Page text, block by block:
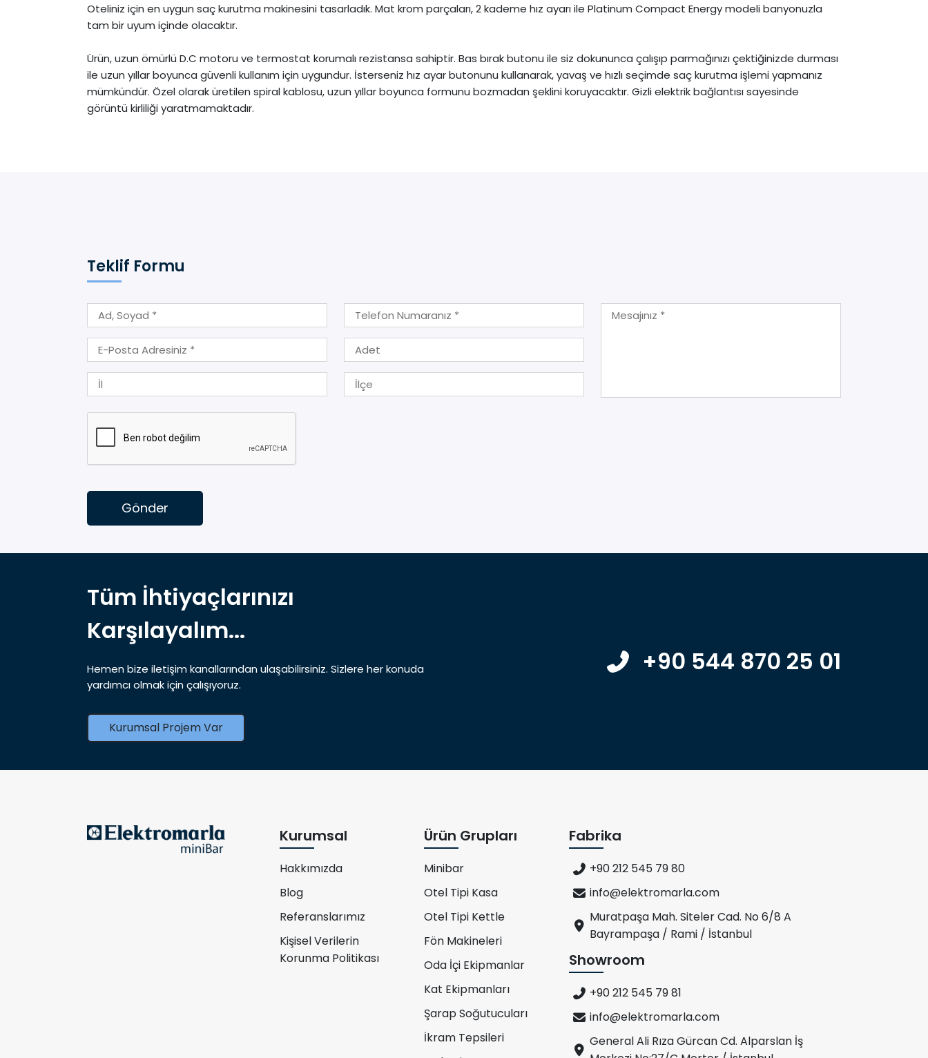
Oteliniz için en uygun saç kurutma makinesini tasarladık. Mat krom parçaları, 2 kademe hız ayarı ile Platinum Compact Energy modeli banyonuzla
tam bir uyum içinde olacaktır.
Ürün, uzun ömürlü D.C motoru ve termostat korumalı rezistansa sahiptir. Bas bırak butonu ile siz dokununca çalışıp parmağınızı çektiğinizde durması
ile uzun yıllar boyunca güvenli kullanım için uygundur. İsterseniz hız ayar butonunu kullanarak, yavaş ve hızlı seçimde saç kurutma işlemi yapmanız
mümkündür. Özel olarak üretilen spiral kablosu, uzun yıllar boyunca formunu bozmadan şeklini koruyacaktır. Gizli elektrik bağlantısı sayesinde
görüntü kirliliği yaratmamaktadır.
Teklif Formu
Gönder
Tüm İhtiyaçlarınızı
Karşılayalım...
Hemen bize iletişim kanallarından ulaşabilirsiniz. Sizlere her konuda
yardımcı olmak için çalışıyoruz.
Kurumsal Projem Var
+90 544 870 25 01
Kurumsal
Hakkımızda
Blog
Referanslarımız
Kişisel Verilerin
Korunma Politikası
Ürün Grupları
Minibar
Otel Tipi Kasa
Otel Tipi Kettle
Fön Makineleri
Oda İçi Ekipmanlar
Kat Ekipmanları
Şarap Soğutucuları
İkram Tepsileri
Fabrika
+90 212 545 79 80
info@elektromarla.com
Muratpaşa Mah. Siteler Cad. No 6/8 A
Bayrampaşa / Rami / İstanbul
Showroom
+90 212 545 79 81
info@elektromarla.com
General Ali Rıza Gürcan Cd. Alparslan İş